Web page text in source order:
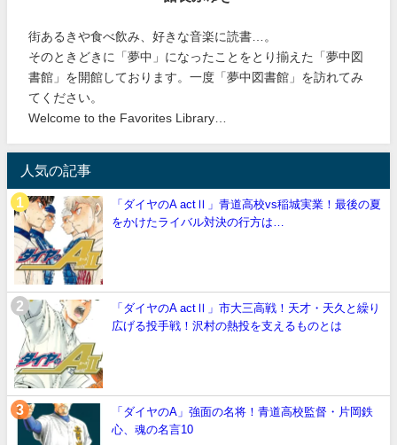
街あるきや食べ飲み、好きな音楽に読書…。
そのときどきに「夢中」になったことをとり揃えた「夢中図
書館」を開館しております。一度「夢中図書館」を訪れてみ
てください。
Welcome to the Favorites Library…
人気の記事
「ダイヤのA actⅡ」青道高校vs稲城実業！最後の夏
をかけたライバル対決の行方は…
「ダイヤのA actⅡ」市大三高戦！天才・天久と繰り
広げる投手戦！沢村の熱投を支えるものとは
「ダイヤのA」強面の名将！青道高校監督・片岡鉄
心、魂の名言10